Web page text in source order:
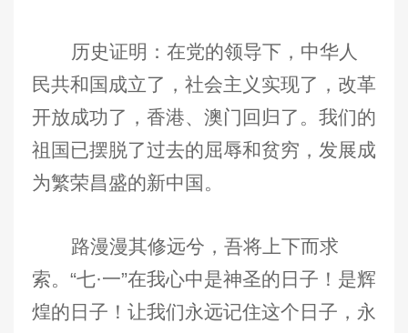
历史证明：在党的领导下，中华人
民共和国成立了，社会主义实现了，改革
开放成功了，香港、澳门回归了。我们的
祖国已摆脱了过去的屈辱和贫穷，发展成
为繁荣昌盛的新中国。
路漫漫其修远兮，吾将上下而求
索。“七·一”在我心中是神圣的日子！是辉
煌的日子！让我们永远记住这个日子，永